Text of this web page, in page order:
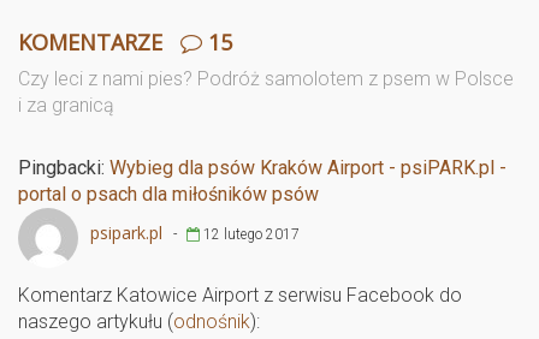
b
o
er es
KOMENTARZE 15
Czy leci z nami pies? Podróż samolotem z psem w Polsce
i za granicą
Pingbacki: Wybieg dla psów Kraków Airport - psiPARK.pl -
portal o psach dla miłośników psów
psipark.pl
- 12 lutego 2017
Komentarz Katowice Airport z serwisu Facebook do
naszego artykułu (odnośnik):